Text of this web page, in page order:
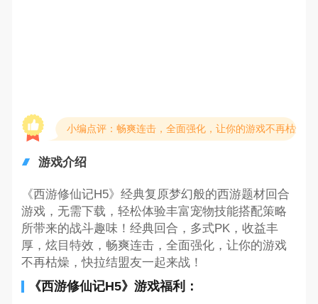
小编点评：畅爽连击，全面强化，让你的游戏不再枯燥
游戏介绍
《西游修仙记H5》经典复原梦幻般的西游题材回合
游戏，无需下载，轻松体验丰富宠物技能搭配策略
所带来的战斗趣味！经典回合，多式PK，收益丰
厚，炫目特效，畅爽连击，全面强化，让你的游戏
不再枯燥，快拉结盟友一起来战！
《西游修仙记H5》游戏福利：